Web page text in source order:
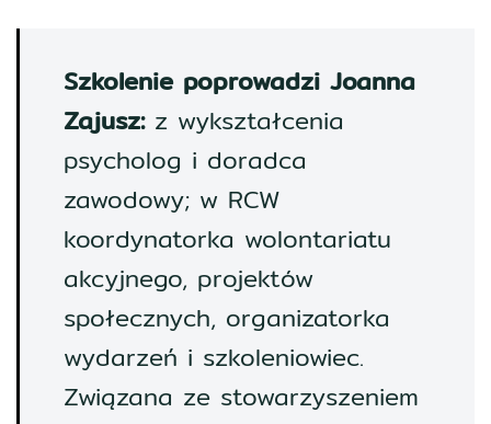
Szkolenie poprowadzi Joanna
Zajusz:z wykształcenia
psycholog i doradca
zawodowy; w RCW
koordynatorka wolontariatu
akcyjnego, projektów
społecznych, organizatorka
wydarzeń i szkoleniowiec.
Związana ze stowarzyszeniem